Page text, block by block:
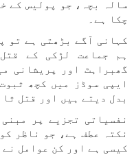
سالہ بچہ، جو پولیس کے
چکا ہے۔
کہانی آگے بڑھتی ہے تو
ہم جماعت لڑکی کے
گھبراہٹ اور پریشانی
ایپی سوڈز میں کچھ
بدل دیتے ہیں اور قتل
نفسیاتی تجزیے پر
نکتہ عطف ہے، جو ناظر
کیسی ہے اور کن عوامل